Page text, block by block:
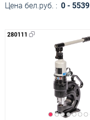
Цена бел.руб. : 0 - 5539
280111